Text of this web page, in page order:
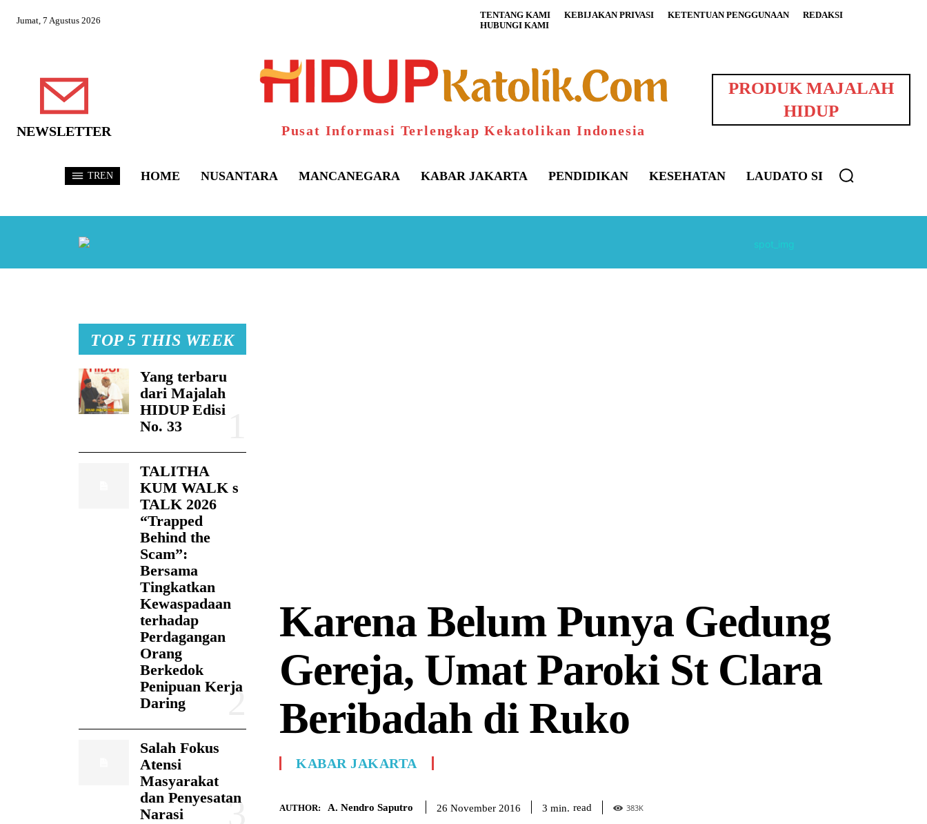
Jumat, 7 Agustus 2026 TENTANG KAMI KEBIJAKAN PRIVASI KETENTUAN PENGGUNAAN
REDAKSI
HUBUNGI KAMI
NEWSLETTER Pusat Informasi Terlengkap Kekatolikan Indonesia
PRODUK MAJALAH
HIDUP
TREN HOME NUSANTARA MANCANEGARA KABAR JAKARTA PENDIDIKAN KESEHATAN LAUDATO SI
TOP 5 THIS WEEK
Yang terbaru
dari Majalah
HIDUP Edisi
No. 33
TALITHA
KUM WALK s
TALK 2026
“Trapped
Behind the
Scam”:
Bersama
Tingkatkan
Kewaspadaan
terhadap
Perdagangan
Orang
Berkedok
Penipuan Kerja
Daring
Salah Fokus
Atensi
Masyarakat
dan Penyesatan
Narasi
Karena Belum Punya Gedung
Gereja, Umat Paroki St Clara
Beribadah di Ruko
KABAR JAKARTA
AUTHOR: A. Nendro Saputro 26 November 2016 3 min. read 383K